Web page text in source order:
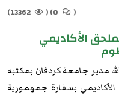
(
(
الأكاديمي
مدير جامعة كردفان بمكتبه
بسفارة جمهمورية